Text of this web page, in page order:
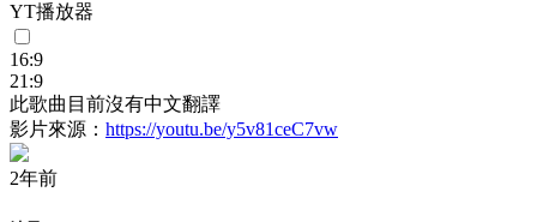
YT播放器
16:9
21:9
此歌曲目前沒有中文翻譯
影片來源： https://youtu.be/y5v81ceC7vw
2年前